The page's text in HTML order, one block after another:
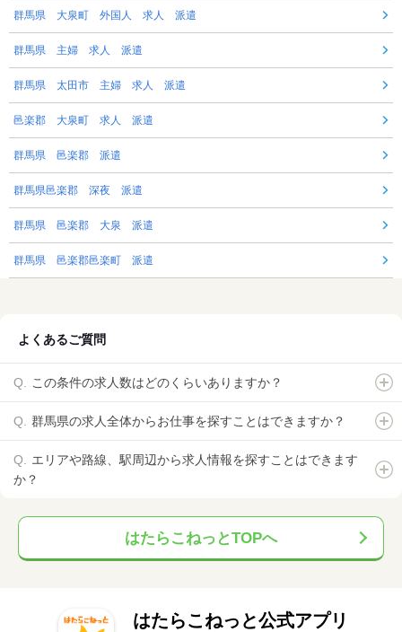
群馬県 大泉町 外国人 求人 派遣
群馬県 主婦 求人 派遣
群馬県 太田市 主婦 求人 派遣
邑楽郡 大泉町 求人 派遣
群馬県 邑楽郡 派遣
群馬県邑楽郡 深夜 派遣
群馬県 邑楽郡 大泉 派遣
群馬県 邑楽郡邑楽町 派遣
よくあるご質問
この条件の求人数はどのくらいありますか？
群馬県の求人全体からお仕事を探すことはできますか？
エリアや路線、駅周辺から求人情報を探すことはできます
か？
はたらこねっとTOPへ
はたらこねっと公式アプリ